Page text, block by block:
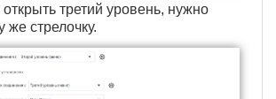
третий уровень, нужно
же стрелочку.